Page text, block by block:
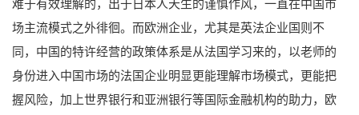
难于有效理解的，出于日本人天生的谨慎作风，一直在中国市
场主流模式之外徘徊。而欧洲企业，尤其是英法企业国则不
同，中国的特许经营的政策体系是从法国学习来的，以老师的
身份进入中国市场的法国企业明显更能理解市场模式，更能把
握风险，加上世界银行和亚洲银行等国际金融机构的助力，欧